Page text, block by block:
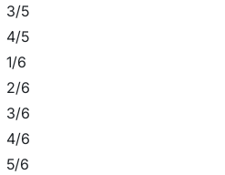
3/5
4/5
1/6
2/6
3/6
4/6
5/6